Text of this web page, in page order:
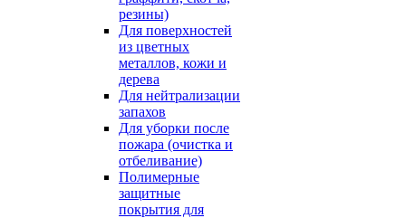
резины)
Для поверхностей
из цветных
металлов, кожи и
дерева
Для нейтрализации
запахов
Для уборки после
пожара (очистка и
отбеливание)
Полимерные
защитные
покрытия для